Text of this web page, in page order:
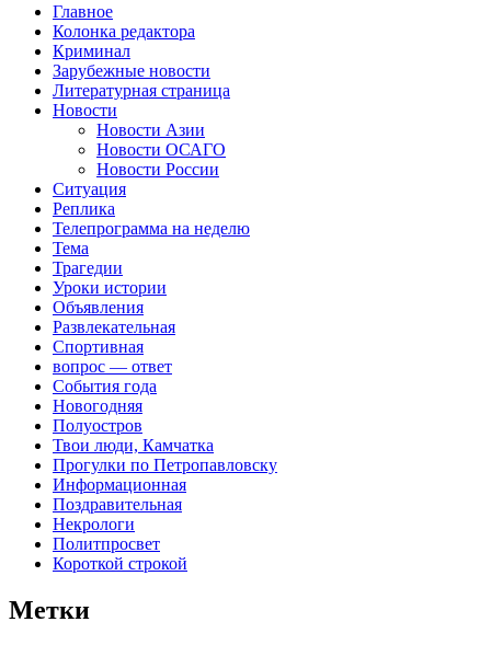
Главное
Колонка редактора
Криминал
Зарубежные новости
Литературная страница
Новости
Новости Азии
Новости ОСАГО
Новости России
Ситуация
Реплика
Телепрограмма на неделю
Тема
Трагедии
Уроки истории
Объявления
Развлекательная
Спортивная
вопрос — ответ
События года
Новогодняя
Полуостров
Твои люди, Камчатка
Прогулки по Петропавловску
Информационная
Поздравительная
Некрологи
Политпросвет
Короткой строкой
Метки